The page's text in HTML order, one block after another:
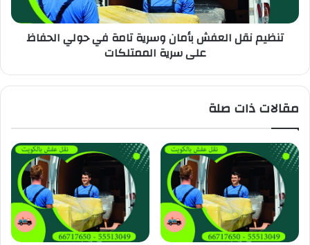
تنظيم نقل العفش بأمان وسرية تامة في حولي الحفاظ
على سرية الممتلكات
مقالات ذات صلة